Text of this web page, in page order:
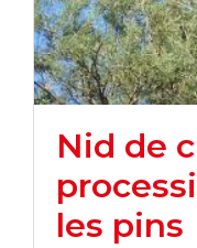
Nid de
les pins